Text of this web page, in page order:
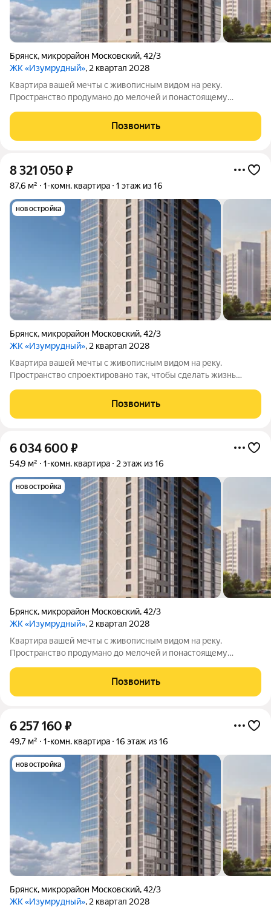
Брянск, микрорайон Московский,42/3
ЖК «Изумрудный», 2 квартал 2028
Квартира вашей мечты с живописным видом на реку.
Пространство продумано до мелочей и понастоящему
просторные квартиры: с удобной планировкой и панорамными
окнами. Подберите вариант, который
Позвонить
8 321 050 ₽
87,6 м² 1-комн. квартира 1 этаж из 16
новостройка
Брянск, микрорайон Московский,42/3
ЖК «Изумрудный», 2 квартал 2028
Квартира вашей мечты с живописным видом на реку.
Пространство спроектировано так, чтобы сделать жизнь
просторные квартиры: с удобными планировками и большими
панорамными окнами. Подберите вариант,
Позвонить
6 034 600 ₽
54,9 м² 1-комн. квартира 2 этаж из 16
новостройка
Брянск, микрорайон Московский,42/3
ЖК «Изумрудный», 2 квартал 2028
Квартира вашей мечты с живописным видом на реку.
Пространство продумано до мелочей и понастоящему
просторные квартиры: с удобными планировками и
панорамными окнами. Подберите вариант,
Позвонить
6 257 160 ₽
49,7 м² 1-комн. квартира 16 этаж из 16
новостройка
Брянск, микрорайон Московский,42/3
ЖК «Изумрудный», 2 квартал 2028